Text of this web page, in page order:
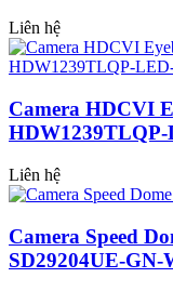
Liên hệ
Camera HDCVI
HDW1239TLQP-
Liên hệ
Camera Speed
SD29204UE-GN-